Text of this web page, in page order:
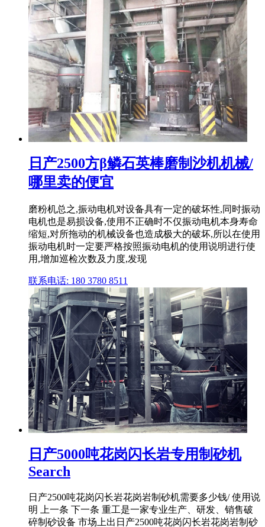
日产2500方β鳞石英棒磨制沙机机械/
哪里卖的便宜
磨粉机总之,振动电机对设备具有一定的破坏性,同时振动
电机也是易损设备,使用不正确时不仅振动电机本身寿命
缩短,对所拖动的机械设备也造成极大的破坏,所以在使用
振动电机时一定要严格按照振动电机的使用说明进行使
用,增加巡检次数及力度,发现
联系电话: 180 3780 8511
日产5000吨花岗闪长岩专用制砂机
Search
日产2500吨花岗闪长岩花岗岩制砂机需要多少钱/ 使用说
明 上一条 下一条 重工是一家专业生产、研发、销售破
碎制砂设备 市场上出日产2500吨花岗闪长岩花岗岩制砂